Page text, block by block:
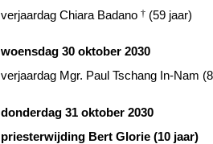
verjaardag Chiara Badano † (59 jaar)
woensdag 30 oktober 2030
verjaardag Mgr. Paul Tschang In-Nam
donderdag 31 oktober 2030
priesterwijding Bert Glorie (10 jaar)